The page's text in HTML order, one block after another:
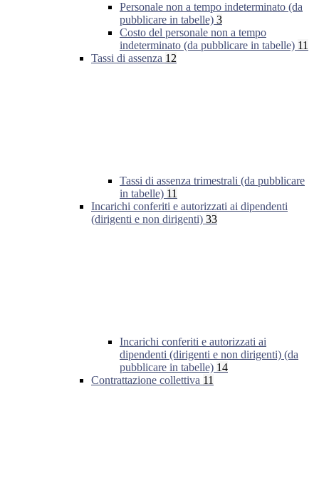
Personale non a tempo indeterminato (da
pubblicare in tabelle) 3
Costo del personale non a tempo
indeterminato (da pubblicare in tabelle) 11
Tassi di assenza 12
Tassi di assenza trimestrali (da pubblicare
in tabelle) 11
Incarichi conferiti e autorizzati ai dipendenti
(dirigenti e non dirigenti) 33
Incarichi conferiti e autorizzati ai
dipendenti (dirigenti e non dirigenti) (da
pubblicare in tabelle) 14
Contrattazione collettiva 11